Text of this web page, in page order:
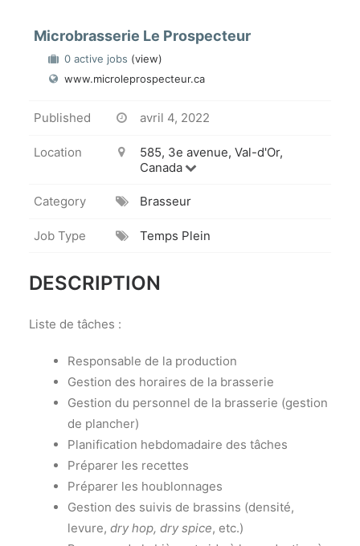
Microbrasserie Le Prospecteur
0 active jobs (view)
www.microleprospecteur.ca
Published avril 4, 2022
Location
585, 3e avenue, Val-d'Or,
Canada
Category Brasseur
Job Type Temps Plein
DESCRIPTION
Liste de tâches :
Responsable de la production
Gestion des horaires de la brasserie
Gestion du personnel de la brasserie (gestion
de plancher)
Planification hebdomadaire des tâches
Préparer les recettes
Préparer les houblonnages
Gestion des suivis de brassins (densité,
levure, dry hop, dry spice, etc.)